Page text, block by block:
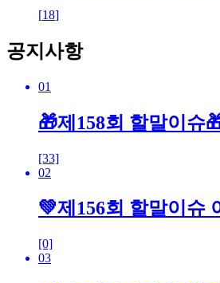
[18]
공지사항
01
🎁제158회 할말이슈
[33]
02
💚제156회 할말이슈
[0]
03